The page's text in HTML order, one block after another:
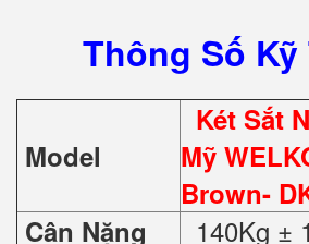
Thông Số
Model
Két Sắt
Mỹ
Brown-
Cân Nặng
140Kg ±